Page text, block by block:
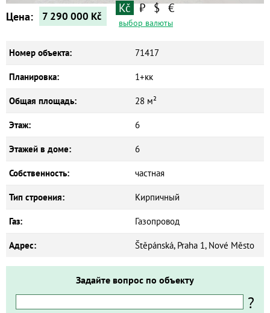
Цена: 7 290 000 Kč
Kč ₽ $ €
выбор валюты
Номер объекта: 71417
Планировка: 1+кк
Общая площадь: 28 м²
Этаж: 6
Этажей в доме: 6
Собственность: частная
Тип строения: Кирпичный
Газ: Газопровод
Адрес: Štěpánská, Praha 1, Nové Město
Задайте вопрос по объекту
?